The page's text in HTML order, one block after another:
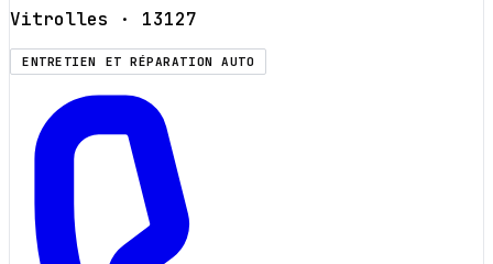
Vitrolles · 13127
ENTRETIEN ET RÉPARATION AUTO